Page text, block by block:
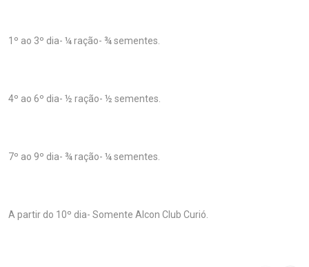
1º ao 3º dia- ¼ ração- ¾ sementes.
4º ao 6º dia- ½ ração- ½ sementes.
7º ao 9º dia- ¾ ração- ¼ sementes.
A partir do 10º dia- Somente Alcon Club Curió.